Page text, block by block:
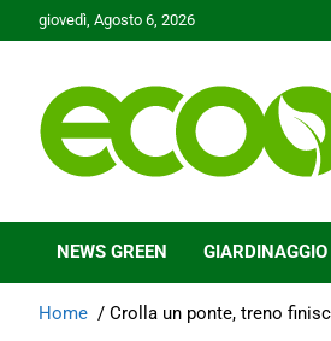
to
giovedì, Agosto 6, 2026
Ecoo.it
NEWS GREEN GIARDINAGGIO
Home Crolla un ponte, treno